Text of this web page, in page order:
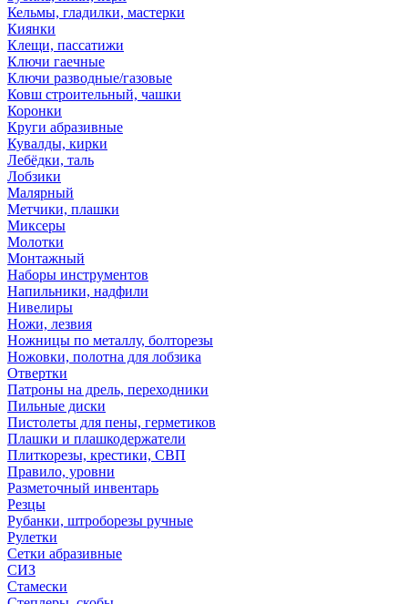
Кельмы, гладилки, мастерки
Киянки
Клещи, пассатижи
Ключи гаечные
Ключи разводные/газовые
Ковш строительный, чашки
Коронки
Круги абразивные
Кувалды, кирки
Лебёдки, таль
Лобзики
Малярный
Метчики, плашки
Миксеры
Молотки
Монтажный
Наборы инструментов
Напильники, надфили
Нивелиры
Ножи, лезвия
Ножницы по металлу, болторезы
Ножовки, полотна для лобзика
Отвертки
Патроны на дрель, переходники
Пильные диски
Пистолеты для пены, герметиков
Плашки и плашкодержатели
Плиткорезы, крестики, СВП
Правило, уровни
Разметочный инвентарь
Резцы
Рубанки, штроборезы ручные
Рулетки
Сетки абразивные
СИЗ
Стамески